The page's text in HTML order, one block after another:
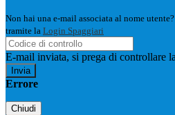
Non hai una e-mail associata al nome
tramite la Login Spaggiari
E-mail inviata, si prega di controllare
Errore
Chiudi